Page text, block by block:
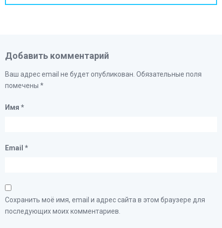
Добавить комментарий
Ваш адрес email не будет опубликован. Обязательные поля
помечены *
Имя *
Email *
Сохранить моё имя, email и адрес сайта в этом браузере для
последующих моих комментариев.